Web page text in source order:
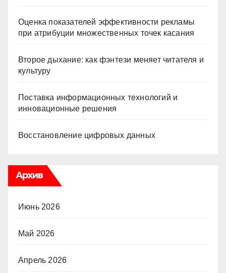
Оценка показателей эффективности рекламы
при атрибуции множественных точек касания
Второе дыхание: как фэнтези меняет читателя и
культуру
Поставка информационных технологий и
инновационные решения
Восстановление цифровых данных
Архив
Июнь 2026
Май 2026
Апрель 2026